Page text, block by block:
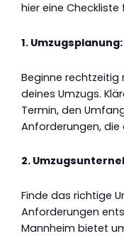
hier eine
1. Umzugsplanung:
Beginne rechtzeitig
deines Umzugs.
Termin, den
Anforderungen, die
2.
Finde das richtige
Anforderungen
Mannheim bietet